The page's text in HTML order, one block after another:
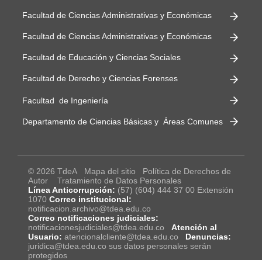
Facultad de Ciencias Administrativas y Económicas
Facultad de Ciencias Administrativas y Económicas
Facultad de Educación y Ciencias Sociales
Facultad de Derecho y Ciencias Forenses
Facultad de Ingeniería
Departamento de Ciencias Básicas y Áreas Comunes
© 2026 TdeA Mapa del sitio
Política de Derechos de
Autor
Tratamiento de Datos Personales
Línea Anticorrupción: (57) (604) 444 37 00 Extensión
1070 Correo institucional:
notificacion.archivo@tdea.edu.co
Correo notificaciones judiciales:
notificacionesjudiciales@tdea.edu.co
Atención al
Usuario: atencionalcliente@tdea.edu.co
Denuncias:
juridica@tdea.edu.co sus datos personales serán
protegidos